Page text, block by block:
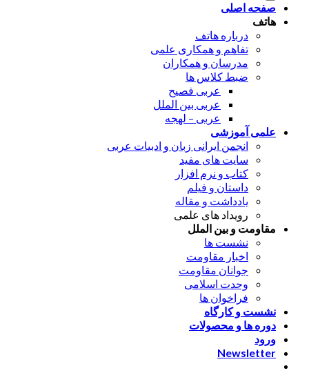
صفحه اصلی
هاتف
درباره هاتف
تفاهم و همکاری علمی
مدرسان و همکاران
ضبط کلاس ها
عربی فصیح
عربی بین الملل
عربی – لهجه
علمی آموزشی
انجمن ایرانی زبان و ادبیات عربی
سایت های مفید
کتاب و نرم افزار
داستان و فیلم
یادداشت و مقاله
رویداد های علمی
مقاومت و بین الملل
نشست ها
اخبار مقاومت
جوانان مقاومت
وحدت اسلامی
فراخوان ها
نشست و کارگاه
دوره ها و محصولات
ورود
Newsletter